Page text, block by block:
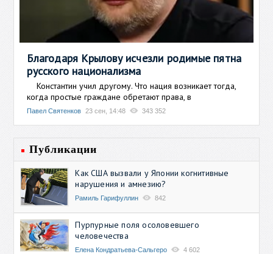
Благодаря Крылову исчезли родимые пятна
русского национализма
Константин учил другому. Что нация возникает тогда,
когда простые граждане обретают права, в
Павел Святенков 23 сен, 14:48 343 352
Публикации
Как США вызвали у Японии когнитивные
нарушения и амнезию?
Рамиль Гарифуллин 842
Пурпурные поля осоловевшего
человечества
Елена Кондратьева-Сальгеро 4 602